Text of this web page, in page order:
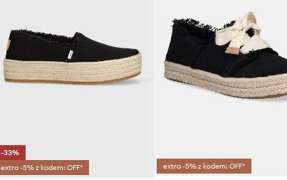
-33%
extra -5% z kodem: OFF*
extra -5% z kodem: OFF*